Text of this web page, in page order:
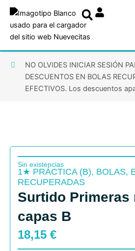
contenido
NO OLVIDES INICIAR SESIÓN
DESCUENTOS EN BOLAS
EFECTIVOS. Los descuentos
Sin existencias
1★ PRÁCTICA (B), BOLAS,
RECUPERADAS
Surtido Primeras
capas B
18,15 €